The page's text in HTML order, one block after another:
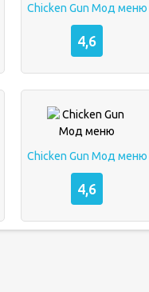
Chicken Gun Мод меню
4,6
Chicken Gun Мод меню
4,6